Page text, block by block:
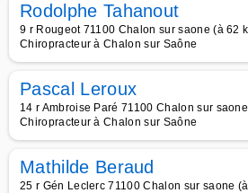
Rodolphe Tahanout
9 r Rougeot 71100 Chalon sur saone (à 62
Chiropracteur à Chalon sur Saône
Pascal Leroux
14 r Ambroise Paré 71100 Chalon sur
Chiropracteur à Chalon sur Saône
Mathilde Beraud
25 r Gén Leclerc 71100 Chalon sur saone